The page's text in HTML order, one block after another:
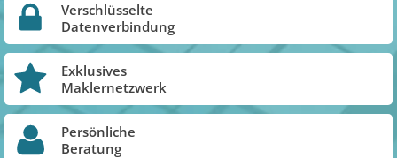
Verschlüsselte
Datenverbindung
Exklusives
Maklernetzwerk
Persönliche
Beratung